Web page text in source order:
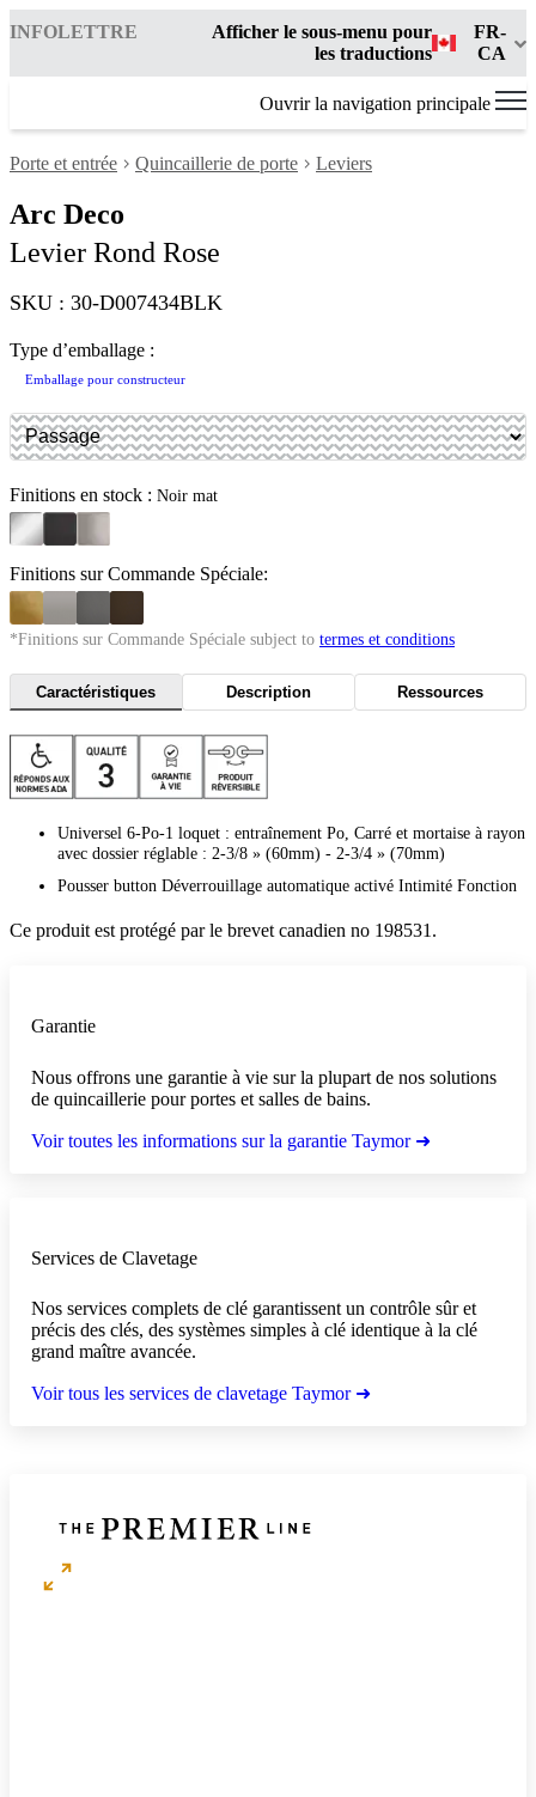
INFOLETTRE
Afficher le sous-menu pour
les traductions
FR-
CA
Ouvrir la navigation principale
Porte et entrée Quincaillerie de porte Leviers
Arc Deco
Levier Rond Rose
SKU : 30-D007434BLK
Type d’emballage :
Emballage pour constructeur
Finitions en stock : Noir mat
Finitions sur Commande Spéciale:
*Finitions sur Commande Spéciale subject to termes et conditions
Caractéristiques Description Ressources
Universel 6-Po-1 loquet : entraînement Po, Carré et mortaise à rayon
avec dossier réglable : 2-3/8 » (60mm) - 2-3/4 » (70mm)
Pousser button Déverrouillage automatique activé Intimité Fonction
Ce produit est protégé par le brevet canadien no 198531.
Garantie
Nous offrons une garantie à vie sur la plupart de nos solutions
de quincaillerie pour portes et salles de bains.
Voir toutes les informations sur la garantie Taymor ➜
Services de Clavetage
Nos services complets de clé garantissent un contrôle sûr et
précis des clés, des systèmes simples à clé identique à la clé
grand maître avancée.
Voir tous les services de clavetage Taymor ➜